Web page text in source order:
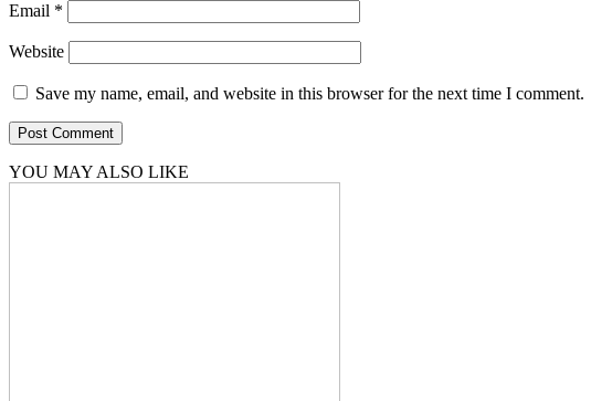
Email *
Website
Save my name, email, and website in this browser for the next time I comment.
YOU MAY ALSO LIKE